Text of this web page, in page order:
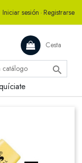
Iniciar sesión · Registrarse
Cesta
